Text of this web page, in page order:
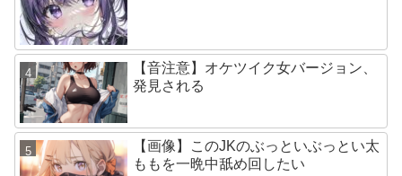
【音注意】オケツイク女バージョン、
発見される
【画像】このJKのぶっといぶっとい太
ももを一晩中舐め回したい